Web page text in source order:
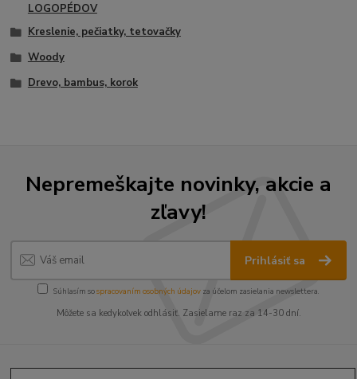
LOGOPÉDOV
Kreslenie, pečiatky, tetovačky
Woody
Drevo, bambus, korok
Nepremeškajte novinky, akcie a
zľavy!
Prihlásiť sa
Súhlasím sospracovaním osobných údajov za účelom zasielania newslettera.
Môžete sa kedykoľvek odhlásiť. Zasielame raz za 14-30 dní.